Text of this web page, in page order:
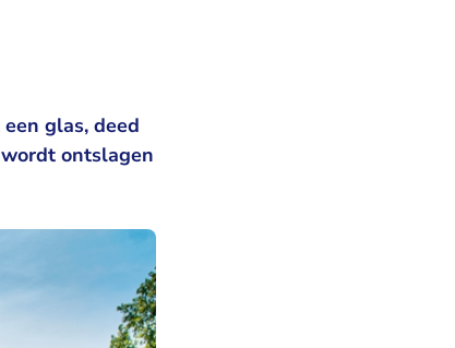
glas, deed
ontslagen